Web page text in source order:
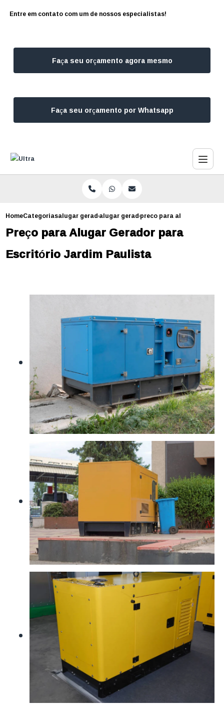
Entre em contato com um de nossos especialistas!
Faça seu orçamento agora mesmo
Faça seu orçamento por Whatsapp
HomeCategoriasalugar geradoresalugar gerador de energia
preco para alugar
Preço para Alugar Gerador para
Escritório Jardim Paulista